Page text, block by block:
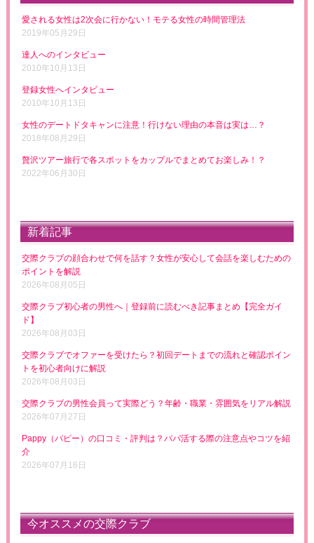
愛される女性は2次会に行かない！モテる女性の時間管理法
2019年05月29日
達人へのインタビュー
2010年10月13日
登録女性へインタビュー
2010年10月13日
女性のデートドタキャンに注意！行けない理由の本音は実は…？
2018年08月29日
贅沢ツアー旅行で各スポットをカップルでまとめてお楽しみ！？
2022年06月30日
新着記事
交際クラブの顔合わせで何を話す？女性が安心して会話を楽しむための
ポイントを解説
2026年08月05日
交際クラブ初心者の男性へ｜登録前に読むべき記事まとめ【完全ガイ
ド】
2026年08月03日
交際クラブでオファーを受けたら？初回デートまでの流れと確認ポイン
トを初心者向けに解説
2026年08月03日
交際クラブの男性会員って実際どう？年齢・職業・雰囲気をリアル解説
2026年07月27日
Pappy（パピー）の口コミ・評判は？パパ活する際の注意点やコツを紹
介
2026年07月16日
今オススメの交際クラブ